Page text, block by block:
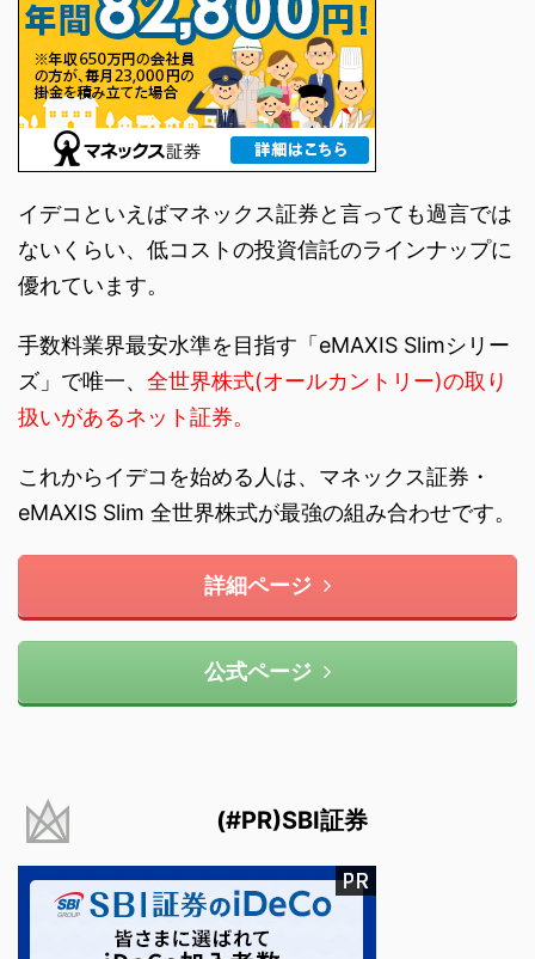
イデコといえばマネックス証券と言っても過言では
ないくらい、低コストの投資信託のラインナップに
優れています。
手数料業界最安水準を目指す「eMAXIS Slimシリー
ズ」で唯一、 全世界株式(オールカントリー)の取り
扱いがあるネット証券。
これからイデコを始める人は、マネックス証券・
eMAXIS Slim 全世界株式が最強の組み合わせです。
詳細ページ
公式ページ
(#PR)SBI証券